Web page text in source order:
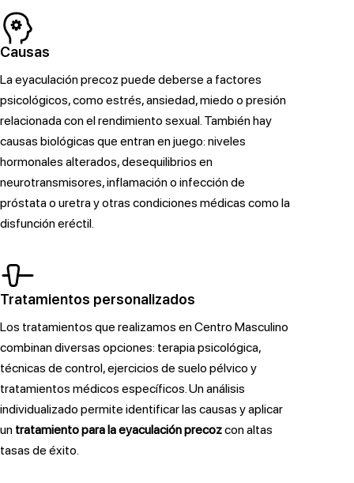
Causas
La eyaculación precoz puede deberse a factores
psicológicos, como estrés, ansiedad, miedo o presión
relacionada con el rendimiento sexual. También hay
causas biológicas que entran en juego: niveles
hormonales alterados, desequilibrios en
neurotransmisores, inflamación o infección de
próstata o uretra y otras condiciones médicas como la
disfunción eréctil.
Tratamientos personalizados
Los tratamientos que realizamos en Centro Masculino
combinan diversas opciones: terapia psicológica,
técnicas de control, ejercicios de suelo pélvico y
tratamientos médicos específicos. Un análisis
individualizado permite identificar las causas y aplicar
un tratamiento para la eyaculación precozcon altas
tasas de éxito.